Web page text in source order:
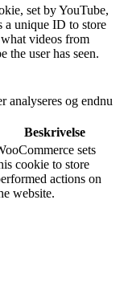
set by YouTube,
a unique ID to store
videos from
the user has seen.
analyseres og endnu
Beskrivelse
sets
cookie to store
actions on
website.